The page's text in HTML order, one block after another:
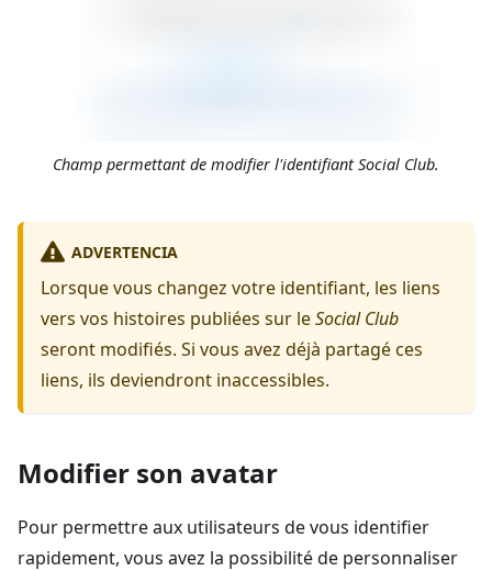
Champ permettant de modifier l'identifiant Social Club.
ADVERTENCIA
Lorsque vous changez votre identifiant, les liens
vers vos histoires publiées sur leSocial Club
seront modifiés. Si vous avez déjà partagé ces
liens, ils deviendront inaccessibles.
Modifier son avatar
Pour permettre aux utilisateurs de vous identifier
rapidement, vous avez la possibilité de personnaliser